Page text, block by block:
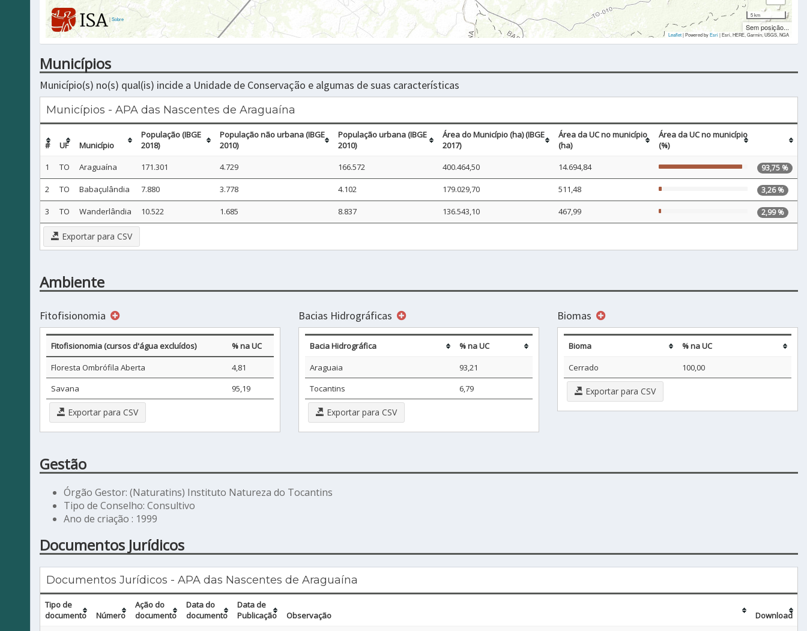
|Sobre
5 km
Sem posição...
Leaflet| Powered byEsri|Esri, HERE, Garmin, USGS, NGA
Municípios
Município(s) no(s) qual(is) incide a Unidade de Conservação e algumas de suas características
Municípios - APA das Nascentes de Araguaína
# UF Município
População (IBGE
2018)
População não urbana (IBGE
2010)
População urbana (IBGE
2010)
Área do Município (ha) (IBGE
2017)
Área da UC no município
(ha)
Área da UC no município
(%)
1
TO Araguaína 171.301 4.729 166.572 400.464,50 14.694,84 93,75 %
2 TO Babaçulândia 7.880 3.778 4.102 179.029,70 511,48 3,26 %
3 TO Wanderlândia 10.522 1.685 8.837 136.543,10 467,99 2,99 %
Exportar para CSV
Ambiente
Fitofisionomia
Fitofisionomia (cursos d'água excluídos)
% na UC
Floresta Ombrófila Aberta
4,81
Savana
95,19
Exportar para CSV
Bacias Hidrográficas
Bacia Hidrográfica
% na UC
Araguaia
93,21
Tocantins
6,79
Exportar para CSV
Biomas
Bioma
% na UC
Cerrado
100,00
Exportar para CSV
Gestão
Órgão Gestor: (Naturatins) Instituto Natureza do Tocantins
Tipo de Conselho: Consultivo
Ano de criação : 1999
Documentos Jurídicos
Documentos Jurídicos - APA das Nascentes de Araguaína
Tipo de
documento
Número
Ação do
documento
Data do
documento
Data de
Publicação
Observação
Download